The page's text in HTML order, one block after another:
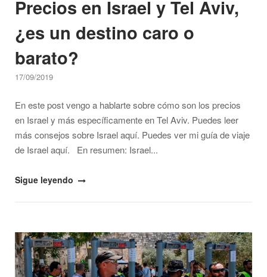
Precios en Israel y Tel Aviv,
¿es un destino caro o
barato?
17/09/2019
En este post vengo a hablarte sobre cómo son los precios
en Israel y más específicamente en Tel Aviv. Puedes leer
más consejos sobre Israel aquí. Puedes ver mi guía de viaje
de Israel aquí. En resumen: Israel...
"Precios
Tel
Aviv,
¿es
Sigue leyendo
Open post